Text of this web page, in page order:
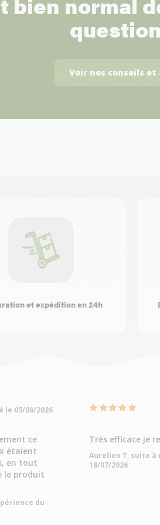
Voir nos conseils et
et expédition en 24h
le 05/08/2026
ce
étaient
en tout
le produit
du
Très efficace je
Aurelien T, suite à
18/07/2026